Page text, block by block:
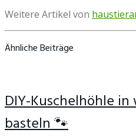
Weitere Artikel von
Ähnliche Beiträge
DIY-Kuschelhöhle
basteln 🐾